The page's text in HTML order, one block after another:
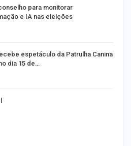
para monitorar
e IA nas eleições
espetáculo da Patrulha Canina
dia 15 de…